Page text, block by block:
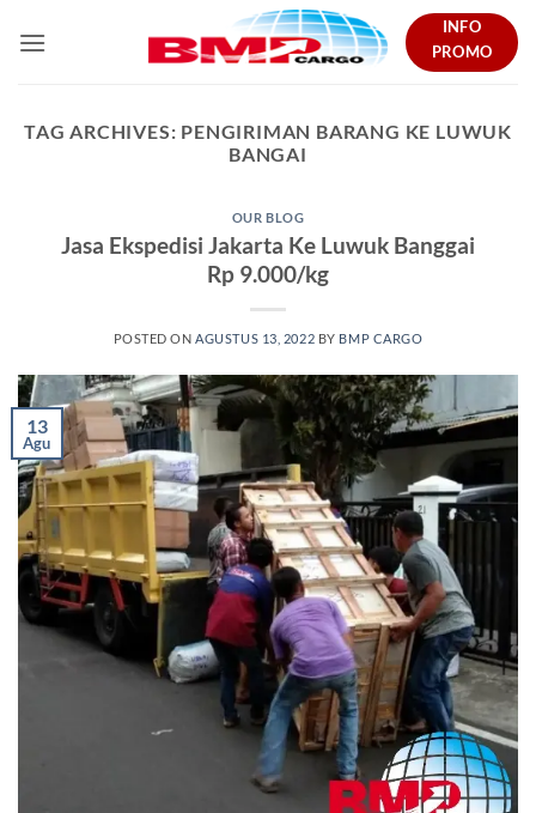
INFO
PROMO
TAG ARCHIVES: PENGIRIMAN BARANG KE LUWUK
BANGAI
OUR BLOG
Jasa Ekspedisi Jakarta Ke Luwuk Banggai
Rp 9.000/kg
POSTED ON AGUSTUS 13, 2022 BY BMP CARGO
13
Agu